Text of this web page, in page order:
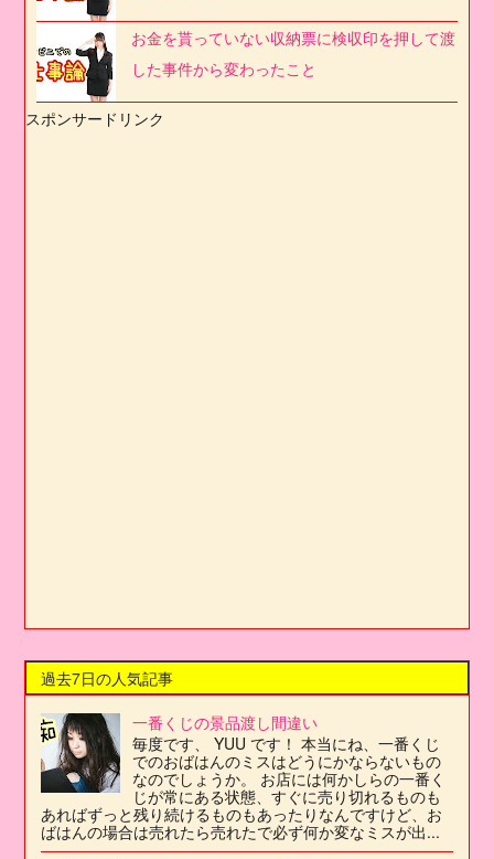
お金を貰っていない収納票に検収印を押して渡
した事件から変わったこと
スポンサードリンク
過去7日の人気記事
一番くじの景品渡し間違い
毎度です、 YUU です！ 本当にね、一番くじ
でのおばはんのミスはどうにかならないもの
なのでしょうか。 お店には何かしらの一番く
じが常にある状態、すぐに売り切れるものも
あればずっと残り続けるものもあったりなんですけど、お
ばはんの場合は売れたら売れたで必ず何か変なミスが出...